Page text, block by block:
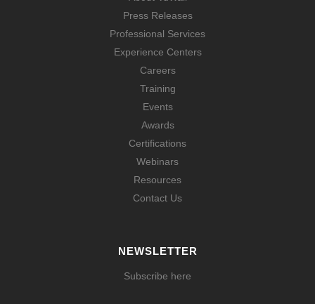
Press Releases
Professional Services
Experience Centers
Careers
Training
Events
Awards
Certifications
Webinars
Resources
Contact Us
NEWSLETTER
Subscribe here